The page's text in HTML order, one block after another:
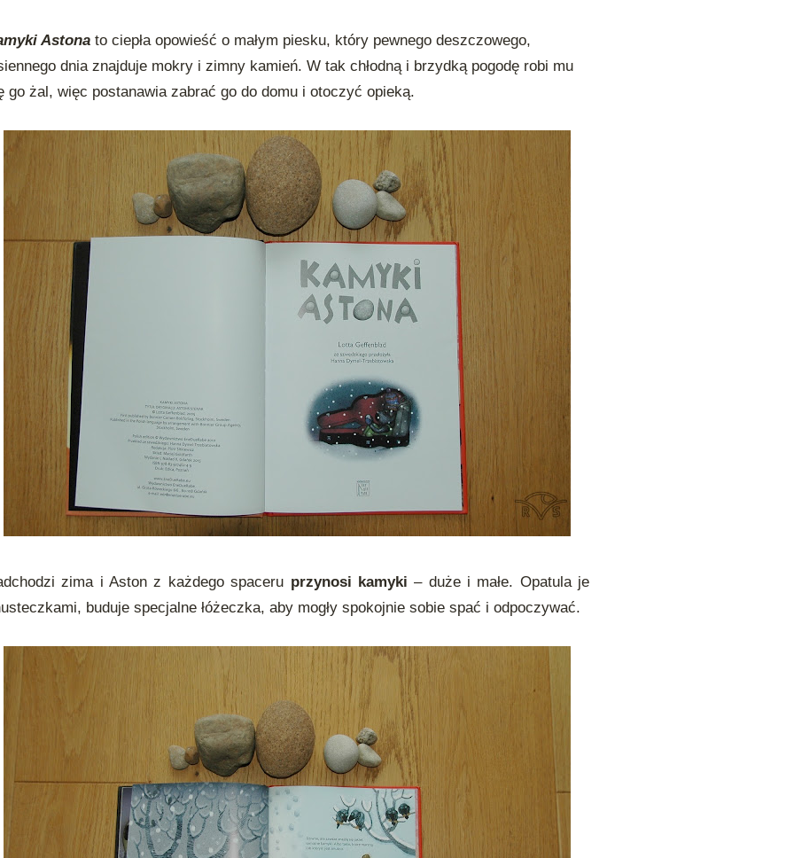
Astona to ciepła opowieść o małym piesku, który pewnego deszczowego,
dnia znajduje mokry i zimny kamień. W tak chłodną i brzydką pogodę robi mu
go żal, więc postanawia zabrać go do domu i otoczyć opieką.
zima i Aston z każdego spaceru przynosi kamyki – duże i małe. Opatula je
buduje specjalne łóżeczka, aby mogły spokojnie sobie spać i odpoczywać.